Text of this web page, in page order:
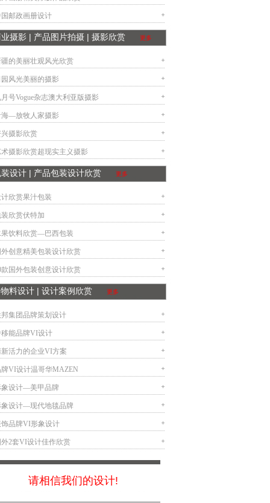
邮政画册设计
业摄影 | 产品图片拍摄 | 摄影欣赏 更多
的美丽壮观风光欣赏
风光美丽的摄影
号Vogue杂志澳大利亚版摄影
海—放牧人家摄影
摄影欣赏
摄影欣赏超现实主义摄影
装设计 | 产品包装设计欣赏 更多
欣赏果汁包装
欣赏伏特加
果饮料欣赏—巴西包装
创意精美包装设计欣赏
款国外包装创意设计欣赏
料设计 | 设计案例欣赏 更多
集团品牌策划设计
移能品牌VI设计
活力的企业VI方案
牌VI设计温哥华MAZEN
象设计—美甲品牌
象设计—现代地毯品牌
饰品牌VI形象设计
2套VI设计佳作欣赏
请相信我们的设计!